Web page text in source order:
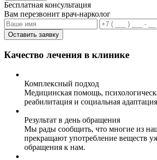
Бесплатная консультация
Вам перезвонит врач-нарколог
Оставить заявку
Качество лечения в клинике
Комплексный подход
Медицинская помощь,
реабилитация и социальная адаптация
Результат в день обращения
Мы рады сообщить, что многие из
прекращают употребление веществ
обращения к нам.